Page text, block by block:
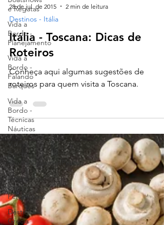
e Regatas
Vida a
Bordo -
Planejamento
Vida a
Bordo -
Falando
Barquês
Vida a
Bordo -
Técnicas
Náuticas
Vida a
Bordo -
Saúde/CuidadosPessoa
Vida a
Bordo -
Perrengues
Destinos -
Grécia
28 de jul. de 2015
Destinos - Itália
Itália - Toscana: Dicas de
Roteiros
Conheça aqui algumas sugestões de
roteiros para quem visita a Toscana.